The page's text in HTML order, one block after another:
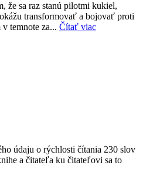
že sa raz stanú pilotmi kukiel,
transformovať a bojovať proti
temnote za... Čítať viac
údaju o rýchlosti čítania 230 slov
a čitateľa ku čitateľovi sa to